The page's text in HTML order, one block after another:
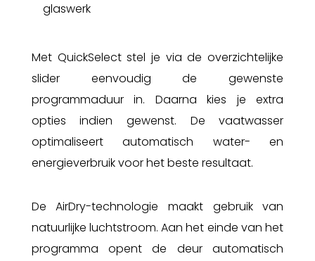
glaswerk
Met QuickSelect stel je via de overzichtelijke
slider eenvoudig de gewenste
programmaduur in. Daarna kies je extra
opties indien gewenst. De vaatwasser
optimaliseert automatisch water- en
energieverbruik voor het beste resultaat.
De AirDry-technologie maakt gebruik van
natuurlijke luchtstroom. Aan het einde van het
programma opent de deur automatisch